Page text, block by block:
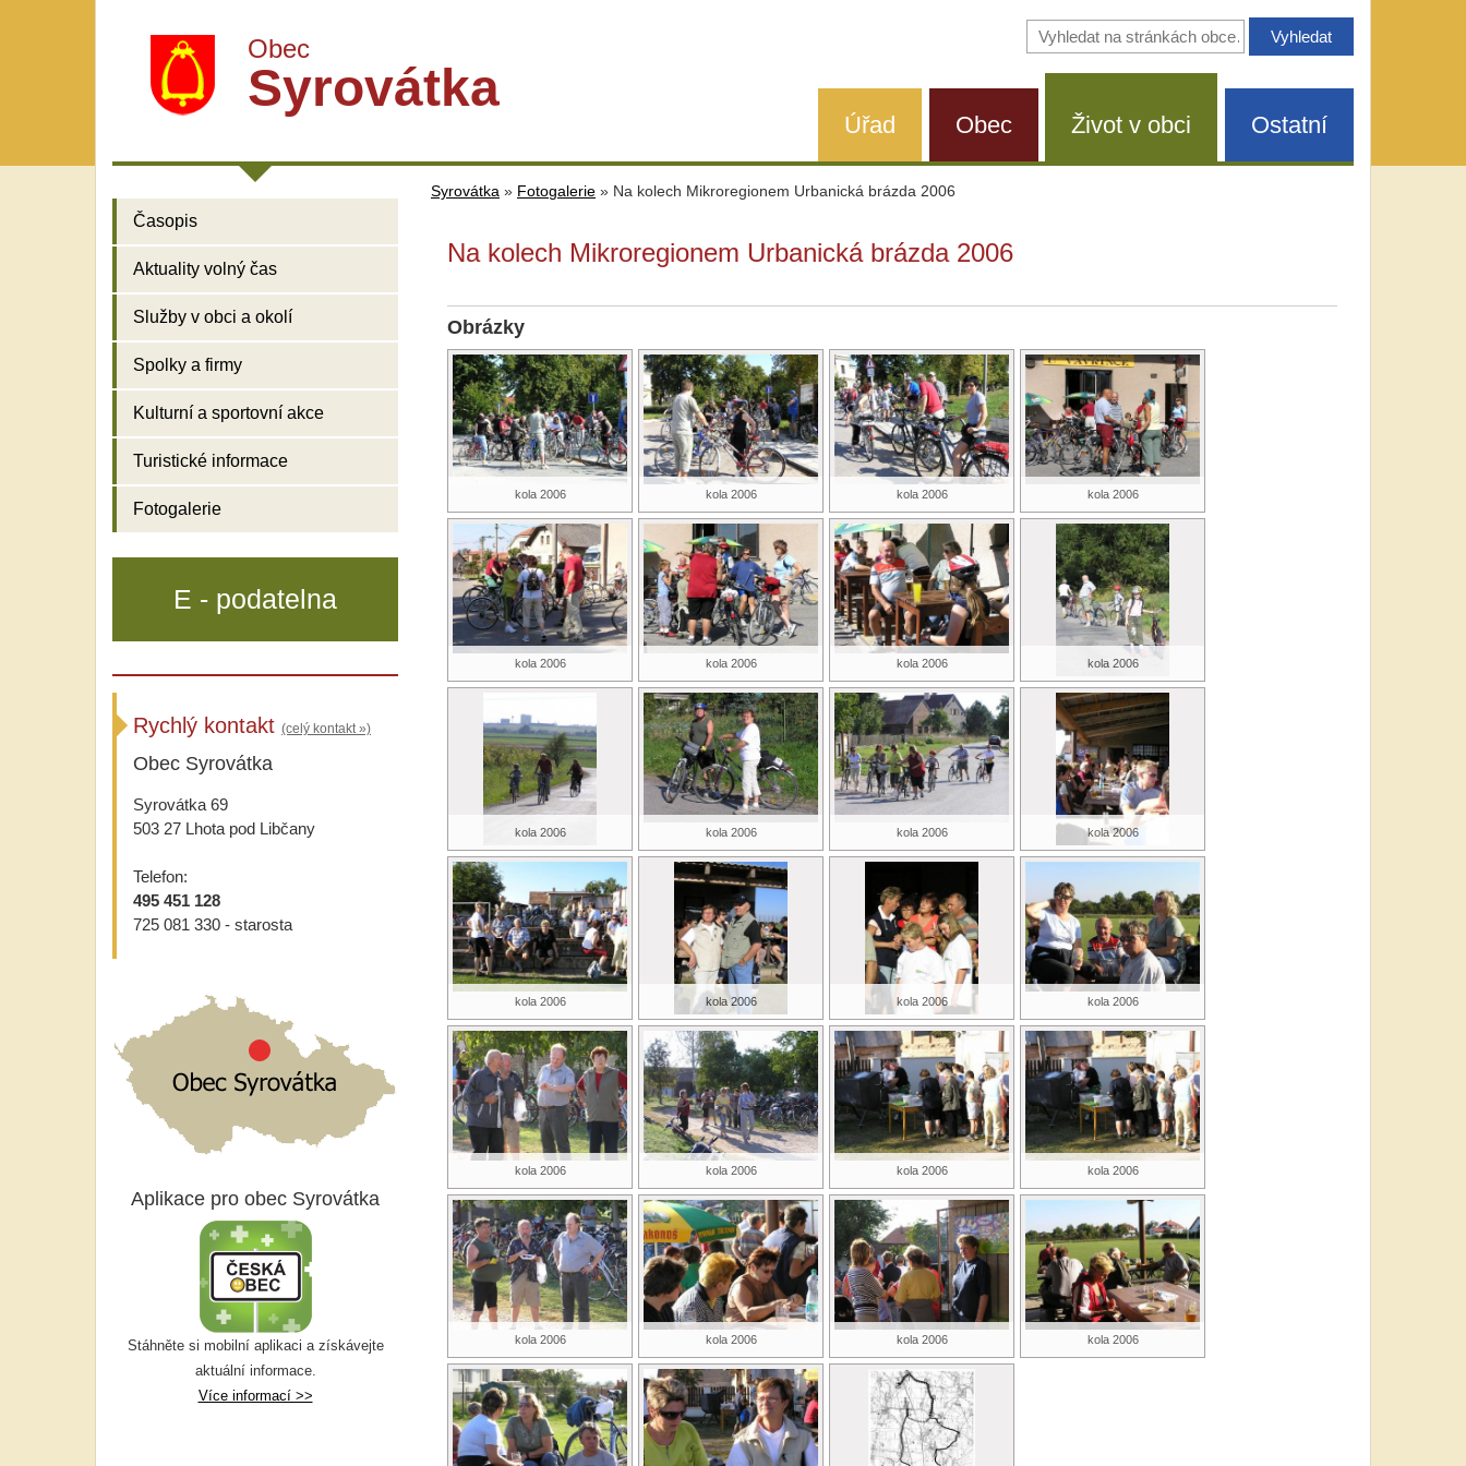
Obec
Syrovátka
Vyhledávání
na
stránkách
Úřad Obec Život v obci Ostatní
Časopis
Aktuality volný čas
Služby v obci a okolí
Spolky a firmy
Kulturní a sportovní akce
Turistické informace
Fotogalerie
Syrovátka » Fotogalerie » Na kolech Mikroregionem Urbanická brázda 2006
Na kolech Mikroregionem Urbanická brázda 2006
Obrázky
kola 2006 kola 2006 kola 2006 kola 2006
kola 2006 kola 2006 kola 2006 kola 2006
kola 2006 kola 2006 kola 2006 kola 2006
kola 2006 kola 2006 kola 2006 kola 2006
kola 2006 kola 2006 kola 2006 kola 2006
kola 2006 kola 2006 kola 2006 kola 2006
E - podatelna
Rychlý kontakt (celý kontakt »)
Obec Syrovátka
Syrovátka 69
503 27 Lhota pod Libčany
Telefon:
495 451 128
725 081 330 - starosta
Aplikace pro obec Syrovátka
Stáhněte si mobilní aplikaci a získávejte
aktuální informace.
Více informací >>